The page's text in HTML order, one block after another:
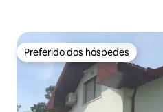
Preferido dos hóspedes
Preferido dos hóspedes